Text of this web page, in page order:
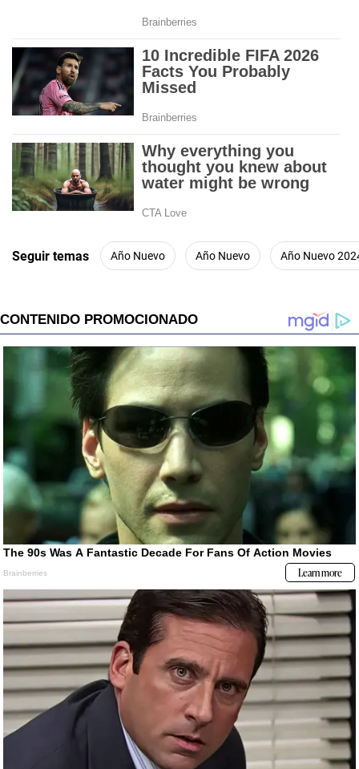
Seguir temas Año Nuevo Año Nuevo Año Nuevo